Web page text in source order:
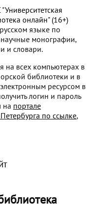
языке по
монографии,
и словари.
на всех компьютерах в
библиотеки и в
ресурсом в
логин и пароль
на портале
по ссылке,